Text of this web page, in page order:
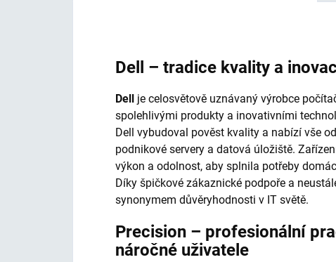
Dell – tradice kvality a
Dell je celosvětově uznávaný výrobce
spolehlivými produkty a inovativními
Dell vybudoval pověst kvality a nabízí vše
podnikové servery a datová úložiště.
výkon a odolnost, aby splnila potřeby
Díky špičkové zákaznické podpoře a
synonymem důvěryhodnosti v IT světě.
Precision – profesionální
náročné uživatele